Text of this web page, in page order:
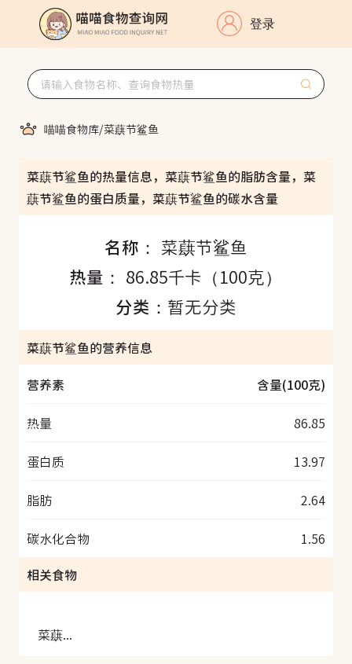
登录
喵喵食物库/菜蕻节鲨鱼
菜蕻节鲨鱼的热量信息，菜蕻节鲨鱼的脂肪含量，菜
蕻节鲨鱼的蛋白质量，菜蕻节鲨鱼的碳水含量
名称： 菜蕻节鲨鱼
热量： 86.85千卡（100克）
分类： 暂无分类
菜蕻节鲨鱼的营养信息
营养素
含量(100克)
热量 86.85
蛋白质 13.97
脂肪 2.64
碳水化合物
1.56
相关食物
菜蕻节鲨鱼